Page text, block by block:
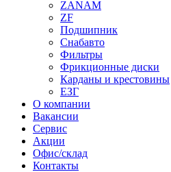
ZANAM
ZF
Подшипник
Снабавто
Фильтры
Фрикционные диски
Карданы и крестовины
ЕЗГ
О компании
Вакансии
Сервис
Акции
Офис/склад
Контакты